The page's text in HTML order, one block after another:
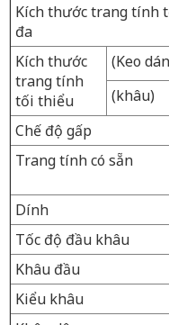
Kích thước trang tính
đa
Kích thước
trang tính
tối thiểu
(Keo
(khâu)
Chế độ gấp
Trang tính có sẵn
Dính
Tốc độ đầu khâu
Khâu đầu
Kiểu khâu